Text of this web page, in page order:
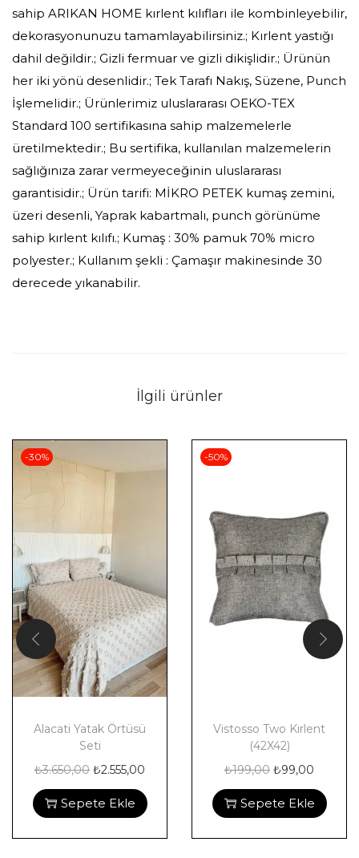
sahip ARIKAN HOME kırlent kılıfları ile kombinleyebilir,
dekorasyonunuzu tamamlayabilirsiniz.; Kırlent yastığı
dahil değildir.; Gizli fermuar ve gizli dikişlidir.; Ürünün
her iki yönü desenlidir.; Tek Tarafı Nakış, Süzene, Punch
İşlemelidir.; Ürünlerimiz uluslararası OEKO-TEX
Standard 100 sertifikasına sahip malzemelerle
üretilmektedir.; Bu sertifika, kullanılan malzemelerin
sağlığınıza zarar vermeyeceğinin uluslararası
garantisidir.; Ürün tarifi: MİKRO PETEK kumaş zemini,
üzeri desenli, Yaprak kabartmalı, punch görünüme
sahip kırlent kılıfı.; Kumaş : 30% pamuk 70% micro
polyester.; Kullanım şekli : Çamaşır makinesinde 30
derecede yıkanabilir.
İlgili ürünler
-30%
Alacati Yatak Örtüsü
Seti
₺3.650,00 ₺2.555,00
Sepete Ekle
-50%
Vistosso Two Kırlent
(42X42)
₺199,00 ₺99,00
Sepete Ekle